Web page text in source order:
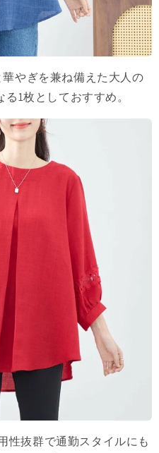
華やぎを兼ね備えた大人の
1枚としておすすめ。
性抜群で通勤スタイルにも